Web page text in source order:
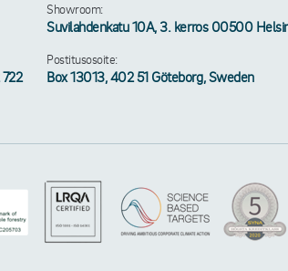
Showroom:
Suvilahdenkatu 10A, 3. kerros 00500
Postitusosoite:
Box 13013, 402 51 Göteborg, Sweden